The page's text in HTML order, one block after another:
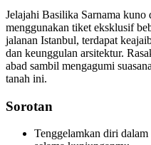
Jelajahi Basilika Sarnama kuno
menggunakan tiket eksklusif
jalanan Istanbul, terdapat
dan keunggulan arsitektur.
abad sambil mengagumi
tanah ini.
Sorotan
Tenggelamkan diri